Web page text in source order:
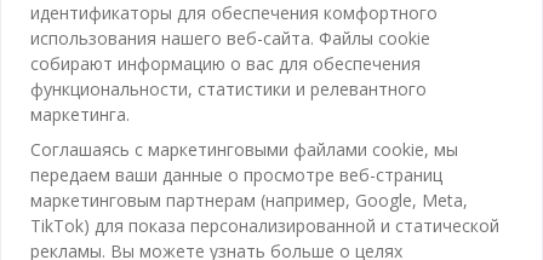
Спальня
Ванная
Кабинет
Гостиная
Столовая
Отдел обслуживания клиентов
Контакты службы поддержки клиентов
Магазины и часы работы
Акции
Пользовательское соглашение
JYSK
Про JYSK
JYSK.com
ОФИС
идентификаторы для обеспечения комфортного
использования нашего веб-сайта. Файлы cookie
собирают информацию о вас для обеспечения
функциональности, статистики и релевантного
маркетинга.
Соглашаясь с маркетинговыми файлами cookie, мы
передаем ваши данные о просмотре веб-страниц
маркетинговым партнерам (например, Google, Meta,
TikTok) для показа персонализированной и статической
рекламы. Вы можете узнать больше о целях